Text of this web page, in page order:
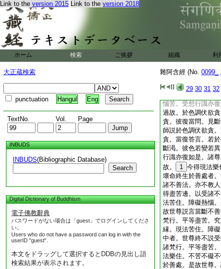
Link to the version 2015 Link to the version 2018
ホーム 検索 ご挨拶 組織 利
大正蔵検索
punctuation Hangul Eng
TextNo. Vol. Page
INBUDS
INBUDS(Bibliographic Database)
Search
Digital Dictionary of Buddhism
電子佛教辭典
パスワードがない場合は「guest」でログインしてくださ
い。
Users who do not have a password can log in with the
userID "guest".
本文をドラッグして選択するとDDBの見出し語
検索結果が表示されます。
雜阿含經 (No. 0099_
29 30 31 32
愍故。尊者舍利弗
明利根。若刹利。
必當問汝。汝彼大
教汝。當答言
當復答言。大師唯
於受想行識陰。調
法。彼當復問。欲
於色調伏欲貪。受
應答言。若於色欲
惱苦。受想行識亦
過故。於色調伏欲
貪。彼復當問。見
師説於色調伏欲貪
貪。當復答言。若
斷渇。彼色若變若
行識亦復如是。諸
故。
1 今得現法樂
壞命終生於善處者
諸不善法。亦不教
得盡苦邊。以受諸
法苦住。障礙熱惱
故世尊説言當斷不
梵行。平等盡苦。
縁。現法苦住。障
中者。世尊終不説
諸梵行。平等盡苦
法樂住。不苦不礙
於善處。是故世尊